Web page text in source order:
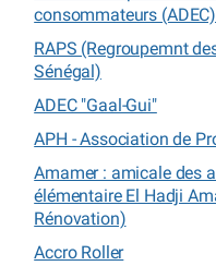
consommateurs (ADEC)
RAPS (Regroupemnt
Sénégal)
ADEC "Gaal-Gui"
APH - Association de
Amamer : amicale des
élémentaire El Hadji
Rénovation)
Accro Roller